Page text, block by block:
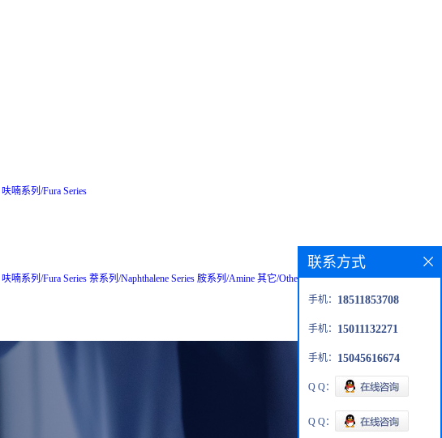
呋喃系列/Fura Series
呋喃系列/Fura Series 萘系列/Naphthalene Series 胺系列/Amine 其它/Others 粗品/Crude 钙钛矿材
联系方式
手机： 18511853708
手机： 15011132271
手机： 15045616674
Q Q：
Q Q：